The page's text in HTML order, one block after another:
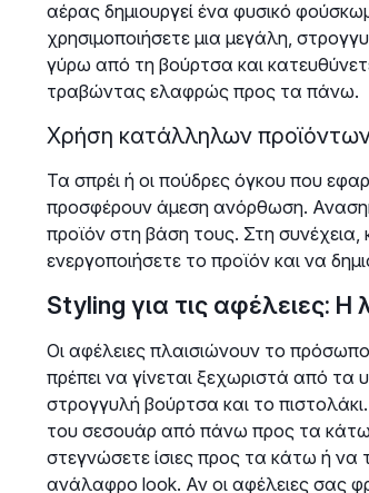
αέρας δημιουργεί ένα φυσικό
χρησιμοποιήσετε μια μεγάλη,
γύρω από τη βούρτσα και
τραβώντας ελαφρώς προς τα πάνω.
Χρήση κατάλληλων
Τα σπρέι ή οι πούδρες όγκου που
προσφέρουν άμεση ανόρθωση.
προϊόν στη βάση τους. Στη
ενεργοποιήσετε το προϊόν και να
Styling για τις αφέλειες:
Οι αφέλειες πλαισιώνουν το
πρέπει να γίνεται ξεχωριστά από τα
στρογγυλή βούρτσα και το
του σεσουάρ από πάνω προς τα
στεγνώσετε ίσιες προς τα κάτω ή να
ανάλαφρο look. Αν οι αφέλειες σας